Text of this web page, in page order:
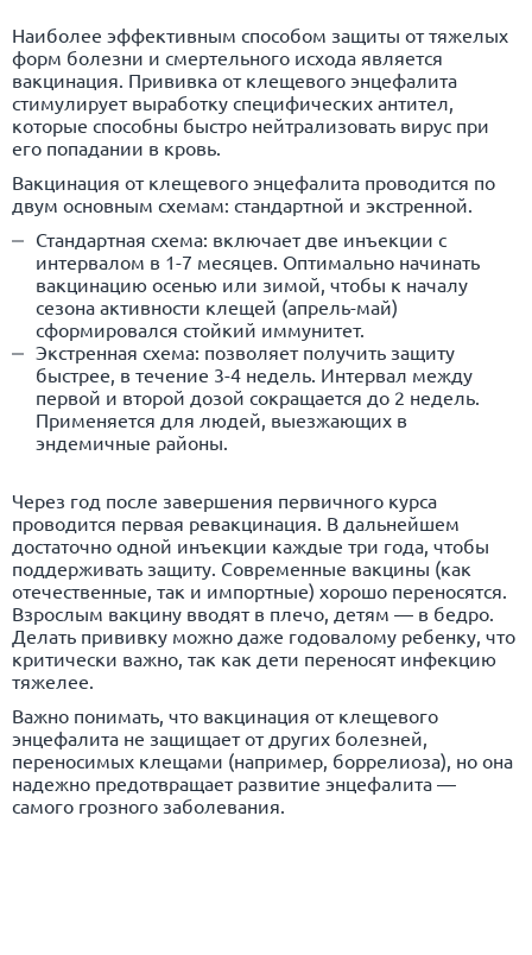
Наиболее эффективным способом защиты от тяжелых
форм болезни и смертельного исхода является
вакцинация. Прививка от клещевого энцефалита
стимулирует выработку специфических антител,
которые способны быстро нейтрализовать вирус при
его попадании в кровь.
Вакцинация от клещевого энцефалита проводится по
двум основным схемам: стандартной и экстренной.
Стандартная схема: включает две инъекции с
интервалом в 1-7 месяцев. Оптимально начинать
вакцинацию осенью или зимой, чтобы к началу
сезона активности клещей (апрель-май)
сформировался стойкий иммунитет.
Экстренная схема: позволяет получить защиту
быстрее, в течение 3-4 недель. Интервал между
первой и второй дозой сокращается до 2 недель.
Применяется для людей, выезжающих в
эндемичные районы.
Через год после завершения первичного курса
проводится первая ревакцинация. В дальнейшем
достаточно одной инъекции каждые три года, чтобы
поддерживать защиту. Современные вакцины (как
отечественные, так и импортные) хорошо переносятся.
Взрослым вакцину вводят в плечо, детям — в бедро.
Делать прививку можно даже годовалому ребенку, что
критически важно, так как дети переносят инфекцию
тяжелее.
Важно понимать, что вакцинация от клещевого
энцефалита не защищает от других болезней,
переносимых клещами (например, боррелиоза), но она
надежно предотвращает развитие энцефалита —
самого грозного заболевания.